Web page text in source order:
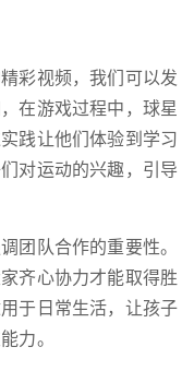
彩视频，我们可以发
在游戏过程中，球星
践让他们体验到学习
对运动的兴趣，引导
团队合作的重要性。
齐心协力才能取得胜
于日常生活，让孩子
力。